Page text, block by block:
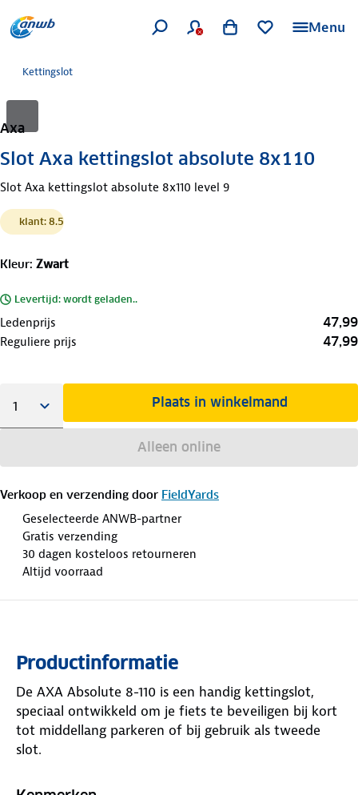
Menu
Kettingslot
Axa
Slot Axa kettingslot absolute 8x110
Slot Axa kettingslot absolute 8x110 level 9
klant: 8.5
Kleur: Zwart
Levertijd: wordt geladen..
Ledenprijs 47,99
Reguliere prijs 47,99
Plaats in winkelmand
Alleen online
Verkoop en verzending door FieldYards
Geselecteerde ANWB-partner
Gratis verzending
30 dagen kosteloos retourneren
Altijd voorraad
Productinformatie
De AXA Absolute 8-110 is een handig kettingslot,
speciaal ontwikkeld om je fiets te beveiligen bij kort
tot middellang parkeren of bij gebruik als tweede
slot.